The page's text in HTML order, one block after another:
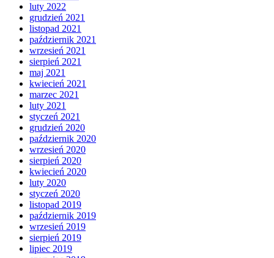
luty 2022
grudzień 2021
listopad 2021
październik 2021
wrzesień 2021
sierpień 2021
maj 2021
kwiecień 2021
marzec 2021
luty 2021
styczeń 2021
grudzień 2020
październik 2020
wrzesień 2020
sierpień 2020
kwiecień 2020
luty 2020
styczeń 2020
listopad 2019
październik 2019
wrzesień 2019
sierpień 2019
lipiec 2019